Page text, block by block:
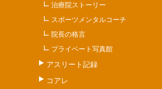
治療院ストーリー
スポーツメンタルコーチ
院長の格言
プライベート写真館
アスリート記録
コアレ